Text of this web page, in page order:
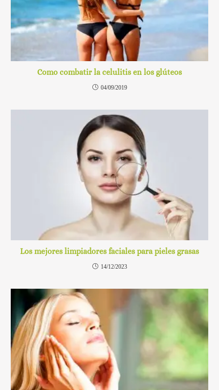
Como combatir la celulitis en los glúteos
04/09/2019
Los mejores limpiadores faciales para pieles grasas
14/12/2023